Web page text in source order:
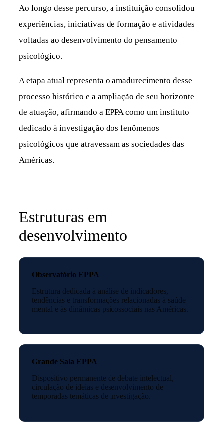
Ao longo desse percurso, a instituição consolidou
experiências, iniciativas de formação e atividades
voltadas ao desenvolvimento do pensamento
psicológico.
A etapa atual representa o amadurecimento desse
processo histórico e a ampliação de seu horizonte
de atuação, afirmando a EPPA como um instituto
dedicado à investigação dos fenômenos
psicológicos que atravessam as sociedades das
Américas.
Estruturas em
desenvolvimento
Observatório EPPA
Estrutura dedicada à análise de indicadores,
tendências e transformações relacionadas à saúde
mental e às dinâmicas psicossociais nas Américas.
Grande Sala EPPA
Dispositivo permanente de debate intelectual,
circulação de ideias e desenvolvimento de
temporadas temáticas de investigação.